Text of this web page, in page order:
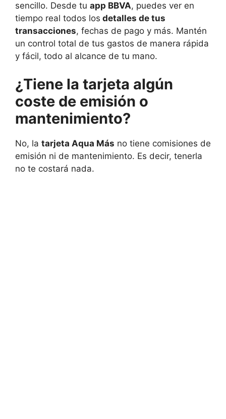
sencillo. Desde tu app BBVA, puedes ver en
tiempo real todos los detalles de tus
transacciones, fechas de pago y más. Mantén
un control total de tus gastos de manera rápida
y fácil, todo al alcance de tu mano.
¿Tiene la tarjeta algún
coste de emisión o
mantenimiento?
No, la tarjeta Aqua Más no tiene comisiones de
emisión ni de mantenimiento. Es decir, tenerla
no te costará nada.